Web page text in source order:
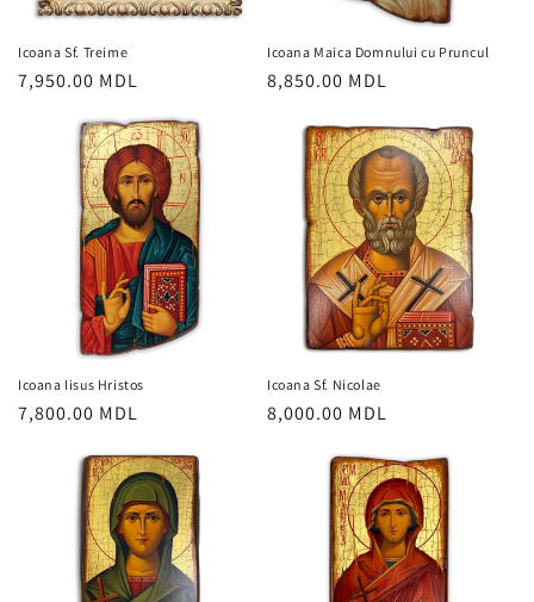
Icoana Sf. Treime
Preț
7,950.00 MDL
Icoana Maica Domnului cu Pruncul
Preț
8,850.00 MDL
Icoana Iisus Hristos
Preț
7,800.00 MDL
Icoana Sf. Nicolae
Preț
8,000.00 MDL